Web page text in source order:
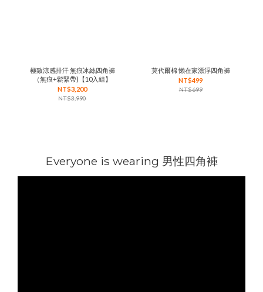
極致涼感排汗 無痕冰絲四角褲
（無痕+鬆緊帶)【10入組】
NT$3,200
NT$3,990
莫代爾棉 懶在家漂浮四角褲
NT$499
NT$699
Everyone is wearing 男性四角褲